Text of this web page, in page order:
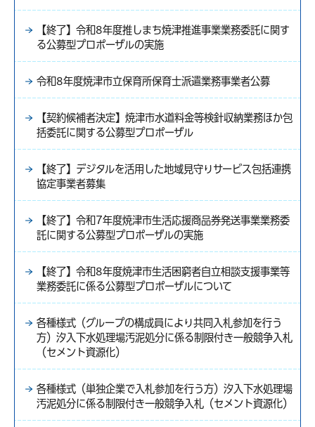
【終了】令和8年度推しまち焼津推進事業業務委託に関す
る公募型プロポーザルの実施
令和8年度焼津市立保育所保育士派遣業務事業者公募
【契約候補者決定】焼津市水道料金等検針収納業務ほか包
括委託に関する公募型プロポーザル
【終了】デジタルを活用した地域見守りサービス包括連携
協定事業者募集
【終了】令和7年度焼津市生活応援商品券発送事業業務委
託に関する公募型プロポーザルの実施
【終了】令和8年度焼津市生活困窮者自立相談支援事業等
業務委託に係る公募型プロポーザルについて
各種様式（グループの構成員により共同入札参加を行う
方）汐入下水処理場汚泥処分に係る制限付き一般競争入札
（セメント資源化）
各種様式（単独企業で入札参加を行う方）汐入下水処理場
汚泥処分に係る制限付き一般競争入札（セメント資源化）